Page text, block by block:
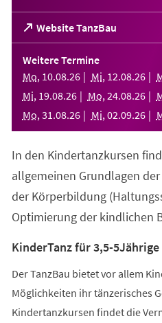
Website TanzBau
(Öffnet
in
einem
neuen
Tab)
Weitere Termine
Mo, 10.08.26 Mi, 12.08.26
Mi, 19.08.26 Mo, 24.08.26
Mo, 31 .08.26 Mi, 02.09.26
In den Kindertanzkursen
allgemeinen Grundlagen
der Körperbildung
Optimierung der kindlichen
KinderTanz für 3,5-
Der TanzBau bietet vor allem
Möglichkeiten ihr tänzerisches
Kindertanzkursen findet die